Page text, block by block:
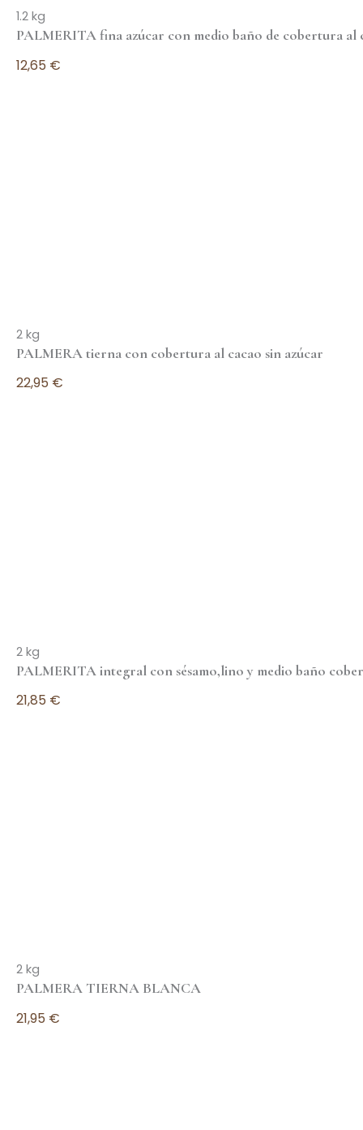
1.2 kg
PALMERITA fina azúcar con medio baño de cobertura al
12,65 €
2 kg
PALMERA tierna con cobertura al cacao sin azúcar
22,95 €
2 kg
PALMERITA integral con sésamo,lino y medio baño
21,85 €
2 kg
PALMERA TIERNA BLANCA
21,95 €